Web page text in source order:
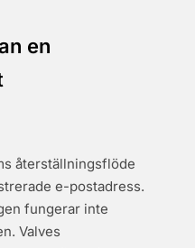
en
återställningsflöde
e-postadress.
fungerar inte
Valves